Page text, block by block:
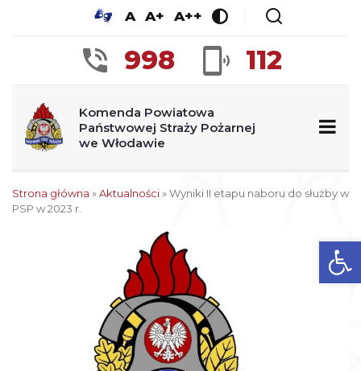
A A+ A++
998 112
Komenda Powiatowa
Państwowej Straży Pożarnej
we Włodawie
Strona główna »Aktualności»Wyniki II etapu naboru do służby w
PSP w 2023 r.